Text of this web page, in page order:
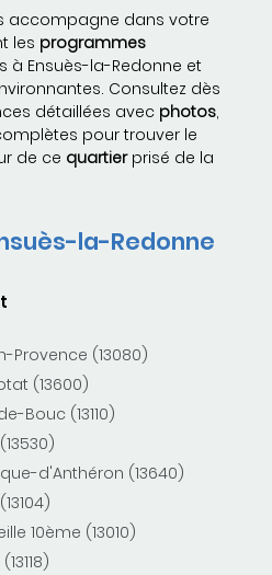
accompagne dans votre
les programmes
à Ensuès-la-Redonne et
Consultez dès
détaillées avec photos,
pour trouver le
de ce quartierprisé de la
la-Redonne
Provence (13080)
(13600)
Bouc (13110)
d'Anthéron (13640)
10ème (13010)